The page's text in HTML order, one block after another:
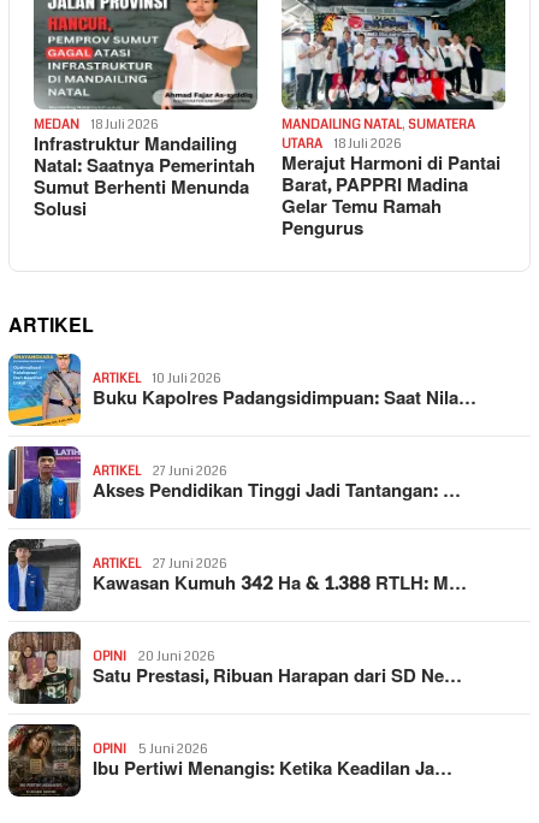
MEDAN 18 Juli 2026
Infrastruktur Mandailing
Natal: Saatnya Pemerintah
Sumut Berhenti Menunda
Solusi
MANDAILING NATAL, SUMATERA
UTARA
18 Juli 2026
Merajut Harmoni di Pantai
Barat, PAPPRI Madina
Gelar Temu Ramah
Pengurus
ARTIKEL
ARTIKEL 10 Juli 2026
Buku Kapolres Padangsidimpuan: Saat Nila…
ARTIKEL 27 Juni 2026
Akses Pendidikan Tinggi Jadi Tantangan: …
ARTIKEL 27 Juni 2026
Kawasan Kumuh 342 Ha & 1.388 RTLH: M…
OPINI 20 Juni 2026
Satu Prestasi, Ribuan Harapan dari SD Ne…
OPINI 5 Juni 2026
Ibu Pertiwi Menangis: Ketika Keadilan Ja…